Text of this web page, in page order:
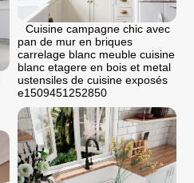
Cuisine campagne chic avec
pan de mur en briques
carrelage blanc meuble cuisine
blanc etagere en bois et metal
ustensiles de cuisine exposés
e1509451252850